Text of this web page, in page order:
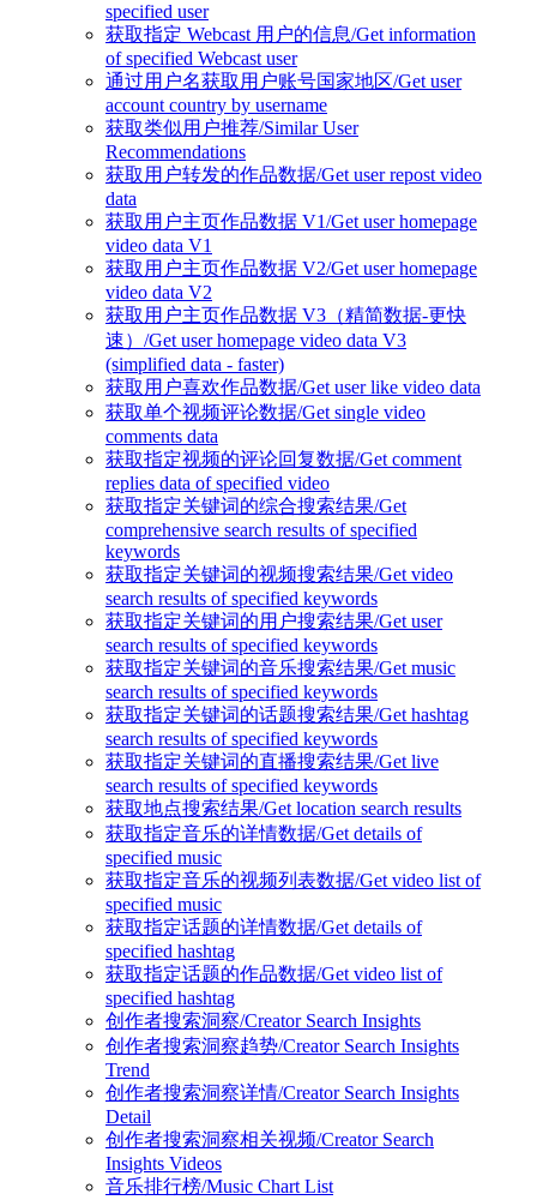
specified user
获取指定 Webcast 用户的信息/Get information
of specified Webcast user
通过用户名获取用户账号国家地区/Get user
account country by username
获取类似用户推荐/Similar User
Recommendations
获取用户转发的作品数据/Get user repost video
data
获取用户主页作品数据 V1/Get user homepage
video data V1
获取用户主页作品数据 V2/Get user homepage
video data V2
获取用户主页作品数据 V3（精简数据-更快
速）/Get user homepage video data V3
(simplified data - faster)
获取用户喜欢作品数据/Get user like video data
获取单个视频评论数据/Get single video
comments data
获取指定视频的评论回复数据/Get comment
replies data of specified video
获取指定关键词的综合搜索结果/Get
comprehensive search results of specified
keywords
获取指定关键词的视频搜索结果/Get video
search results of specified keywords
获取指定关键词的用户搜索结果/Get user
search results of specified keywords
获取指定关键词的音乐搜索结果/Get music
search results of specified keywords
获取指定关键词的话题搜索结果/Get hashtag
search results of specified keywords
获取指定关键词的直播搜索结果/Get live
search results of specified keywords
获取地点搜索结果/Get location search results
获取指定音乐的详情数据/Get details of
specified music
获取指定音乐的视频列表数据/Get video list of
specified music
获取指定话题的详情数据/Get details of
specified hashtag
获取指定话题的作品数据/Get video list of
specified hashtag
创作者搜索洞察/Creator Search Insights
创作者搜索洞察趋势/Creator Search Insights
Trend
创作者搜索洞察详情/Creator Search Insights
Detail
创作者搜索洞察相关视频/Creator Search
Insights Videos
音乐排行榜/Music Chart List